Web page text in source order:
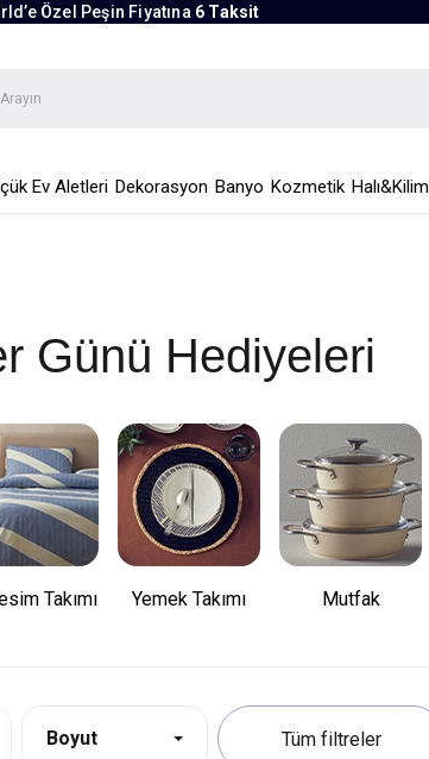
Özel Peşin Fiyatına 6 Taksit
Ev Aletleri Dekorasyon Banyo Kozmetik Halı&Kilim
Günü Hediyeleri
Takımı Yemek Takımı Mutfak
Boyut